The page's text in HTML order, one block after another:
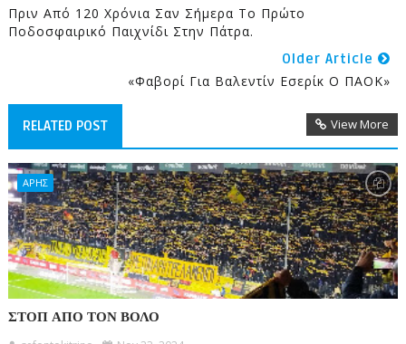
Πριν Από 120 Χρόνια Σαν Σήμερα Το Πρώτο
Ποδοσφαιρικό Παιχνίδι Στην Πάτρα.
Older Article
«Φαβορί Για Βαλεντίν Εσερίκ Ο ΠΑΟΚ»
RELATED POST View More
ΑΡΗΣ
ΣΤΟΠ ΑΠΟ ΤΟΝ ΒΟΛΟ